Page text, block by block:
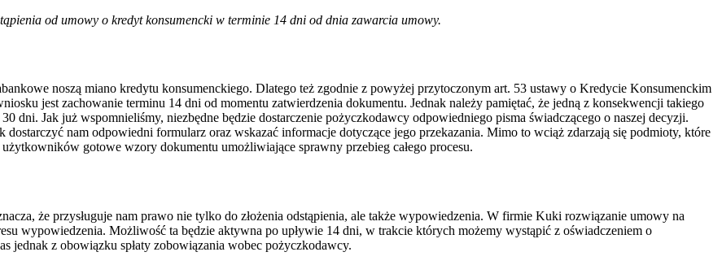
od umowy o kredyt konsumencki w terminie 14 dni od dnia zawarcia umowy.
noszą miano kredytu konsumenckiego. Dlatego też zgodnie z powyżej przytoczonym art. 53 ustawy o Kredycie Konsumenckim
jest zachowanie terminu 14 dni od momentu zatwierdzenia dokumentu. Jednak należy pamiętać, że jedną z konsekwencji takiego
dni. Jak już wspomnieliśmy, niezbędne będzie dostarczenie pożyczkodawcy odpowiedniego pisma świadczącego o naszej decyzji.
nam odpowiedni formularz oraz wskazać informacje dotyczące jego przekazania. Mimo to wciąż zdarzają się podmioty, które
gotowe wzory dokumentu umożliwiające sprawny przebieg całego procesu.
że przysługuje nam prawo nie tylko do złożenia odstąpienia, ale także wypowiedzenia. W firmie Kuki rozwiązanie umowy na
wypowiedzenia. Możliwość ta będzie aktywna po upływie 14 dni, w trakcie których możemy wystąpić z oświadczeniem o
jednak z obowiązku spłaty zobowiązania wobec pożyczkodawcy.